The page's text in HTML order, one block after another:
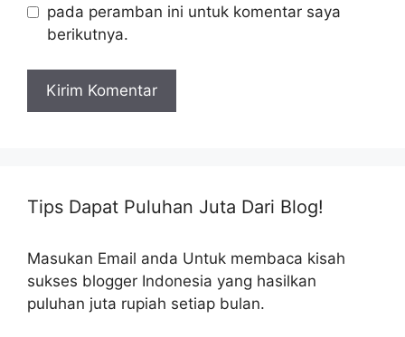
pada peramban ini untuk komentar saya
berikutnya.
Tips Dapat Puluhan Juta Dari Blog!
Masukan Email anda Untuk membaca kisah
sukses blogger Indonesia yang hasilkan
puluhan juta rupiah setiap bulan.